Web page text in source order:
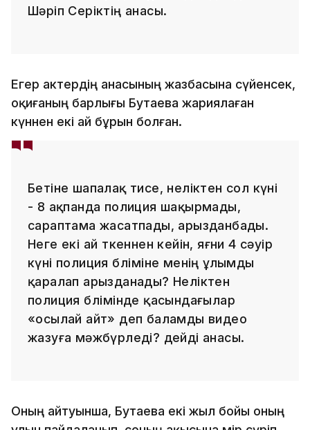
Шәріп Серіктің анасы.
Егер актердің анасының жазбасына сүйенсек,
оқиғаның барлығы Бутаева жариялаған
күннен екі ай бұрын болған.
Бетіне шапалақ тисе, неліктен сол күні
- 8 ақпанда полиция шақырмады,
сараптама жасатпады, арызданбады.
Неге екі ай өткеннен кейін, яғни 4 сәуір
күні полиция бөліміне менің ұлымды
қаралап арызданады? Неліктен
полиция бөлімінде қасындағылар
«осылай айт» деп баламды видео
жазуға мәжбүрледі? дейді анасы.
Оның айтуынша, Бутаева екі жыл бойы оның